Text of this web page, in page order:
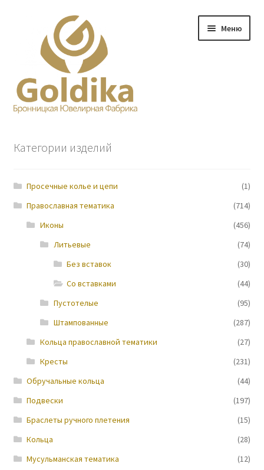
навигации
содержимому
Меню
Прайс-лист
Контакты
Категории изделий
Просечные колье и цепи
(1)
Православная тематика
(714)
Иконы
(456)
Литьевые
(74)
Без вставок
(30)
Со вставками
(44)
Пустотелые
(95)
Штампованные
(287)
Кольца православной тематики
(27)
Кресты
(231)
Обручальные кольца
(44)
Подвески
(197)
Браслеты ручного плетения
(15)
Кольца
(28)
Мусульманская тематика
(12)